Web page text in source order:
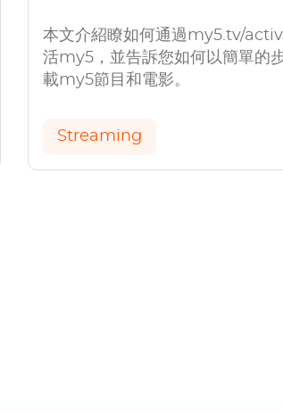
本文介紹瞭如何通過my5.tv/
活my5，並告訴您如何以簡單的
載my5節目和電影。
Streaming